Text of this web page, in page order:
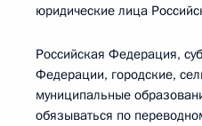
юридические лица
Российская Федерация,
Федерации, городские,
муниципальные
обязываться по